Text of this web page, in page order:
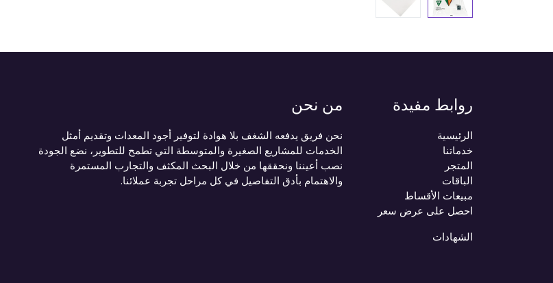
روابط مفيدة
الرئيسية
خدماتنا
المتجر
الباقات
مبيعات الأقساط
احصل على عرض سعر
الشهادات
من نحن
نحن فريق يدفعه الشغف بلا هوادة لتوفير أجود المعدات وتقديم أمثل
الخدمات للمشاريع الصغيرة والمتوسطة التي تطمح للتطوير، نضع الجودة
نصب أعيننا ونحققها من خلال البحث المكثف والتجارب المستمرة
والاهتمام بأدق التفاصيل في كل مراحل تجربة عملائنا.